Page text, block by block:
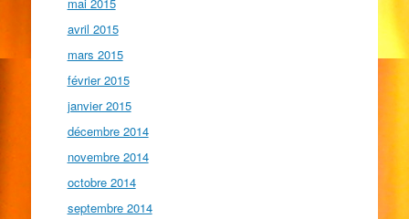
avril 2015
mars 2015
février 2015
janvier 2015
décembre 2014
novembre 2014
octobre 2014
septembre 2014